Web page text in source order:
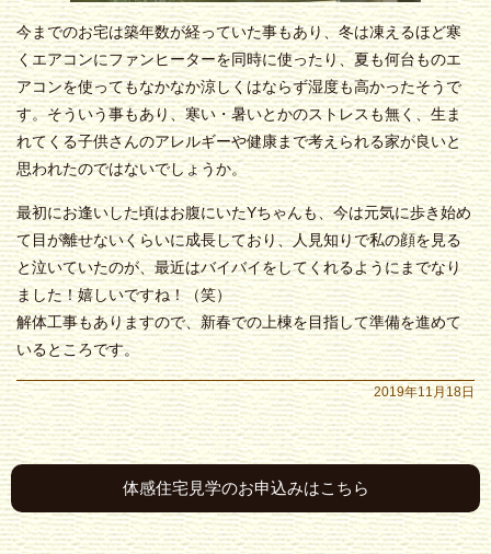
今までのお宅は築年数が経っていた事もあり、冬は凍えるほど寒
くエアコンにファンヒーターを同時に使ったり、夏も何台ものエ
アコンを使ってもなかなか涼しくはならず湿度も高かったそうで
す。そういう事もあり、寒い・暑いとかのストレスも無く、生ま
れてくる子供さんのアレルギーや健康まで考えられる家が良いと
思われたのではないでしょうか。
最初にお逢いした頃はお腹にいたYちゃんも、今は元気に歩き始め
て目が離せないくらいに成長しており、人見知りで私の顔を見る
と泣いていたのが、最近はバイバイをしてくれるようにまでなり
ました！嬉しいですね！（笑）
解体工事もありますので、新春での上棟を目指して準備を進めて
いるところです。
2019年11月18日
体感住宅見学のお申込みはこちら